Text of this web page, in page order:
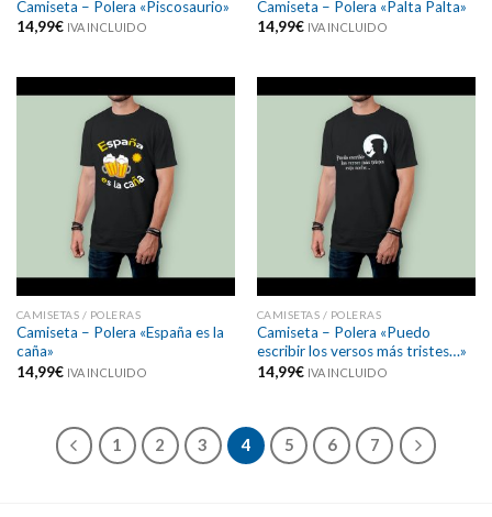
Camiseta – Polera «Piscosaurio»
14,99€ IVA INCLUIDO
Camiseta – Polera «Palta Palta»
14,99€ IVA INCLUIDO
CAMISETAS / POLERAS
Camiseta – Polera «España es la
caña»
14,99€ IVA INCLUIDO
CAMISETAS / POLERAS
Camiseta – Polera «Puedo
escribir los versos más tristes…»
14,99€ IVA INCLUIDO
1 2 3 4 5 6 7